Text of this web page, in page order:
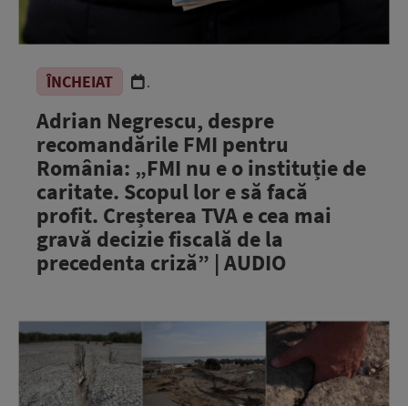
ÎNCHEIAT .
Adrian Negrescu, despre
recomandările FMI pentru
România: „FMI nu e o instituție de
caritate. Scopul lor e să facă
profit. Creșterea TVA e cea mai
gravă decizie fiscală de la
precedenta criză” | AUDIO